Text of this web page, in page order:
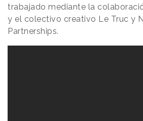
trabajado mediante la
y el colectivo creativo Le Truc y
Partnerships.